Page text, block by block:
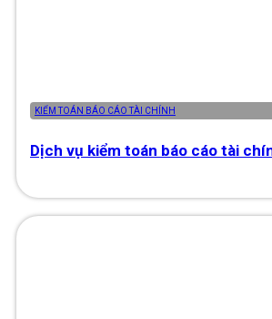
KIỂM TOÁN BÁO CÁO TÀI CHÍNH
Dịch vụ kiểm toán báo cáo tài